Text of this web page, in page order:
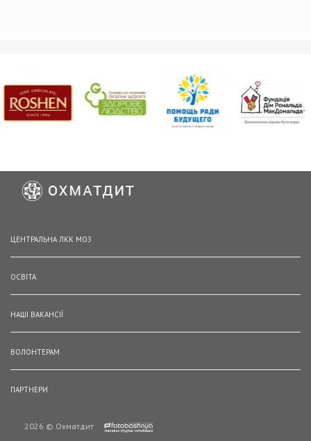
ЦЕНТРАЛЬНА ЛКК МОЗ
ОСВІТА
НАШІ ВАКАНСІЇ
ВОЛОНТЕРАМ
ПАРТНЕРИ
2026 © Охматдит